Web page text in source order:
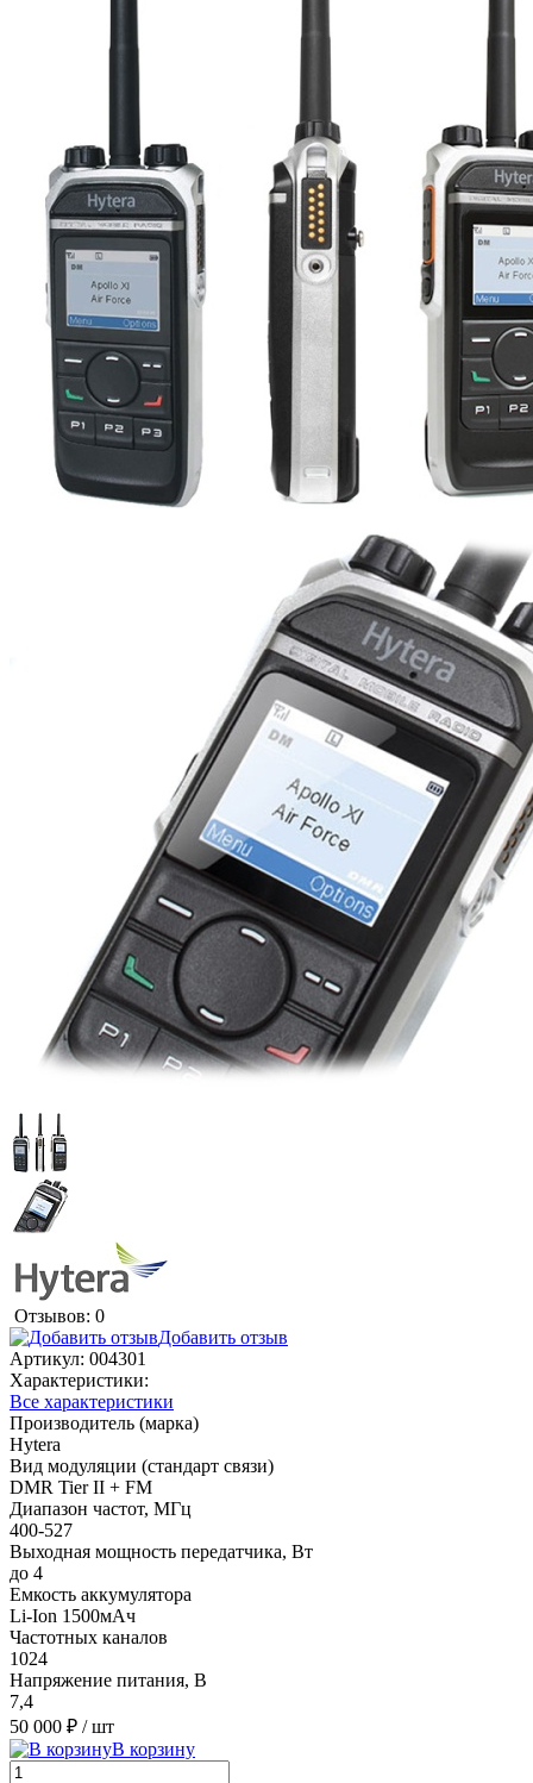
Отзывов: 0
Добавить отзыв
Артикул: 004301
Характеристики:
Все характеристики
Производитель (марка)
Hytera
Вид модуляции (стандарт связи)
DMR Tier II + FM
Диапазон частот, МГц
400-527
Выходная мощность передатчика, Вт
до 4
Емкость аккумулятора
Li-Ion 1500мАч
Частотных каналов
1024
Напряжение питания, В
7,4
50 000 ₽ / шт
В корзину